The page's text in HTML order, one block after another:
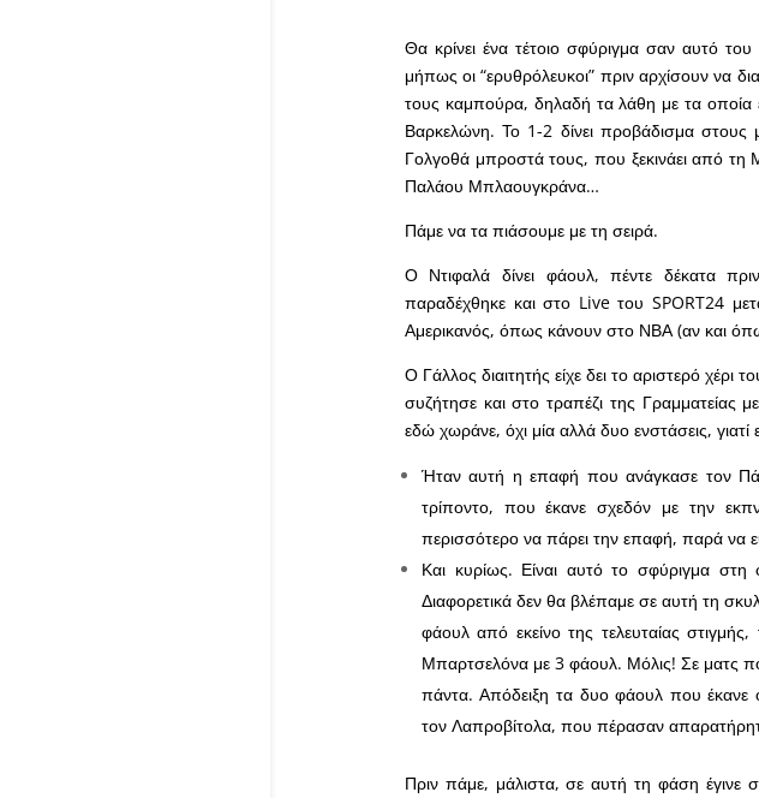
Θα κρίνει ένα τέτοιο σφύριγμα σαν αυτό
μήπως οι “ερυθρόλευκοι” πριν αρχίσουν να
τους καμπούρα, δηλαδή τα λάθη με τα οποία
Βαρκελώνη. Το 1-2 δίνει προβάδισμα στους
Γολγοθά μπροστά τους, που ξεκινάει από τη
Παλάου Μπλαουγκράνα…
Πάμε να τα πιάσουμε με τη σειρά.
Ο Ντιφαλά δίνει φάουλ, πέντε δέκατα
παραδέχθηκε και στο Live του SPORT24
Αμερικανός, όπως κάνουν στο ΝΒΑ (αν και
Ο Γάλλος διαιτητής είχε δει το αριστερό
συζήτησε και στο τραπέζι της Γραμματείας
εδώ χωράνε, όχι μία αλλά δυο ενστάσεις,
Ήταν αυτή η επαφή που ανάγκασε τον
τρίποντο, που έκανε σχεδόν με την
περισσότερο να πάρει την επαφή, παρά να
Και κυρίως. Είναι αυτό το σφύριγμα
Διαφορετικά δεν θα βλέπαμε σε αυτή τη
φάουλ από εκείνο της τελευταίας
Μπαρτσελόνα με 3 φάουλ. Μόλις! Σε ματς
πάντα. Απόδειξη τα δυο φάουλ που έκανε
τον Λαπροβίτολα, που πέρασαν
Πριν πάμε, μάλιστα, σε αυτή τη φάση